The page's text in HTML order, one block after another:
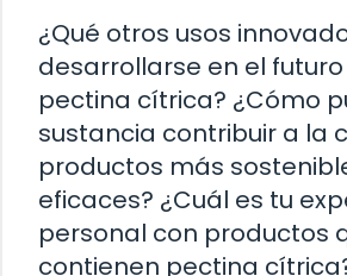
¿Qué otros usos
desarrollarse en el
pectina cítrica? ¿Cómo
sustancia contribuir a la
productos más
eficaces? ¿Cuál es tu
personal con productos
contienen pectina